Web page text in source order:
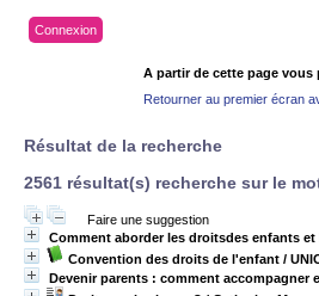
Connexion
A partir de cette page vous
Retourner au premier écran
Résultat de la recherche
2561 résultat(s) recherche sur le
Faire une suggestion
Comment aborder les droitsdes enfants
Convention des droits de l'enfant /
Devenir parents : comment accompagner